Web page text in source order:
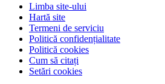
Limba site-ului
Hartă site
Termeni de serviciu
Politică confidențialitate
Politică cookies
Cum să citați
Setări cookies